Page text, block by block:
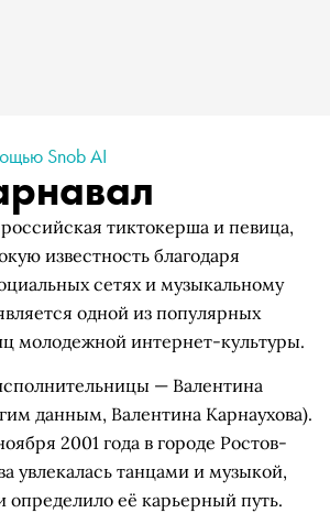
Snob AI
тиктокерша и певица,
известность благодаря
сетях и музыкальному
одной из популярных
молодежной интернет-культуры.
— Валентина
данным, Валентина Карнаухова).
2001 года в городе Ростов-
увлекалась танцами и музыкой,
определило её карьерный путь.